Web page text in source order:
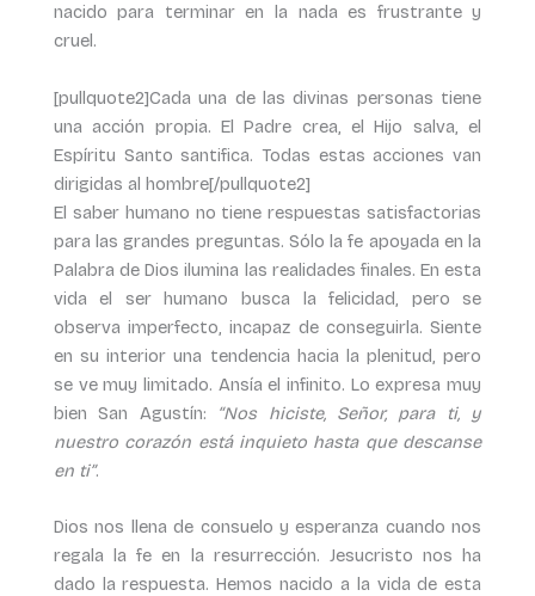
nacido para terminar en la nada es frustrante y
cruel.
[pullquote2]Cada una de las divinas personas tiene
una acción propia. El Padre crea, el Hijo salva, el
Espíritu Santo santifica. Todas estas acciones van
dirigidas al hombre[/pullquote2]
El saber humano no tiene respuestas satisfactorias
para las grandes preguntas. Sólo la fe apoyada en la
Palabra de Dios ilumina las realidades finales. En esta
vida el ser humano busca la felicidad, pero se
observa imperfecto, incapaz de conseguirla. Siente
en su interior una tendencia hacia la plenitud, pero
se ve muy limitado. Ansía el infinito. Lo expresa muy
bien San Agustín:
“Nos hiciste, Señor, para ti, y
nuestro corazón está inquieto hasta que descanse
en ti”.
Dios nos llena de consuelo y esperanza cuando nos
regala la fe en la resurrección. Jesucristo nos ha
dado la respuesta. Hemos nacido a la vida de esta